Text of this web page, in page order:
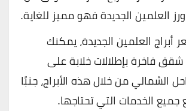
العلمين الجديدة فهو مميز للغاية.
أبراج العلمين الجديدة، يمكنك
فاخرة بإطلالات خلابة على
الشمالي من خلال هذه الأبراج، جنبًا
الخدمات التي تحتاجها.